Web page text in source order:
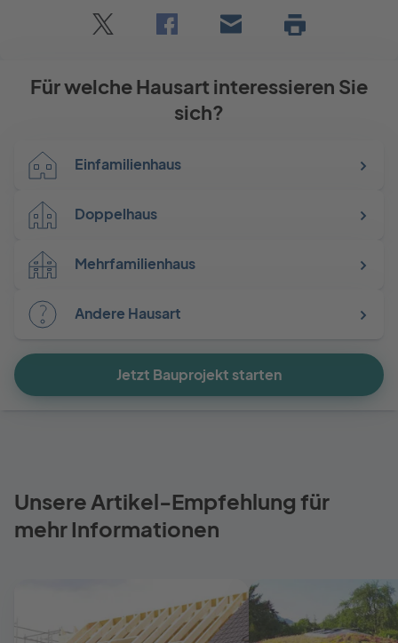
Für welche Hausart interessieren Sie
sich?
Einfamilienhaus
Doppelhaus
Mehrfamilienhaus
Andere Hausart
Jetzt Bauprojekt starten
Unsere Artikel-Empfehlung für
mehr Informationen